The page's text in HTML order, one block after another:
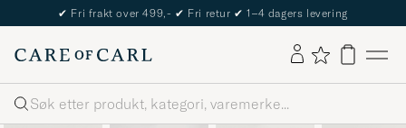
✔ Fri frakt over 499,- ✔ Fri retur ✔ 1–4 dagers levering
Søk